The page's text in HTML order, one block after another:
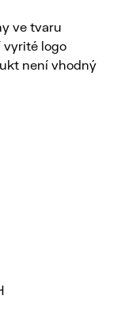
ve tvaru
vyrité logo
není vhodný